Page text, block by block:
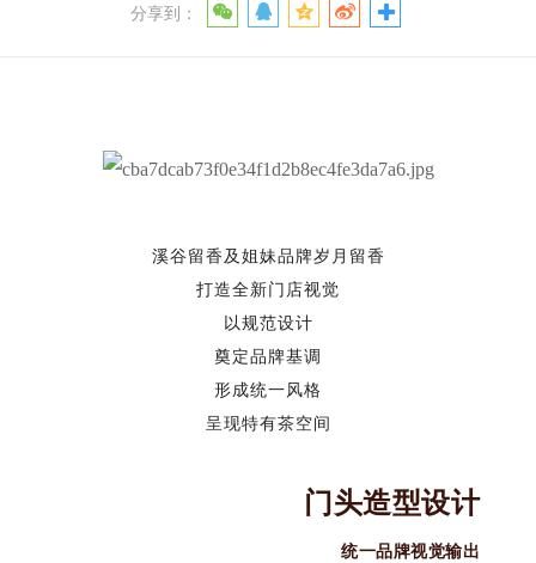
分享到：
溪谷留香及姐妹品牌岁月留香
打造全新门店视觉
以规范设计
奠定品牌基调
形成统一风格
呈现特有茶空间
门头造型设计
统一品牌视觉输出